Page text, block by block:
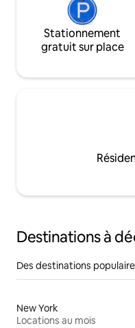
Stationnement
gratuit sur place
Destinations à
Des destinations
New York
Locations au mois